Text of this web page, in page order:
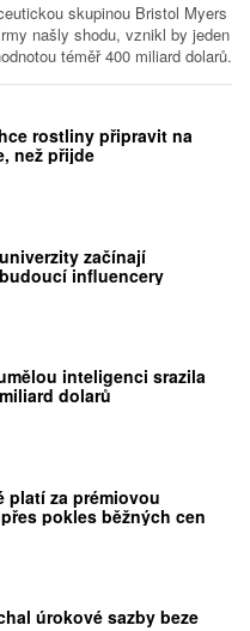
skupinou Bristol Myers
našly shodu, vznikl by jeden
téměř 400 miliard dolarů.
rostliny připravit na
než přijde
začínají
influencery
inteligenci srazila
dolarů
platí za prémiovou
pokles běžných cen
úrokové sazby beze